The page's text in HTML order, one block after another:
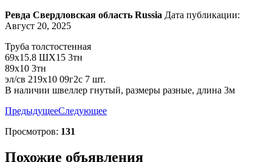
Ревда Свердловская область Russia Дата публикации:
Август 20, 2025
Труба толстостенная
69х15.8 ШХ15 3тн
89х10 3тн
эл/св 219х10 09г2с 7 шт.
В наличии швеллер гнутый, размеры разные, длина 3м
ПредыдущееСледующее
Просмотров: 131
Похожие объявления